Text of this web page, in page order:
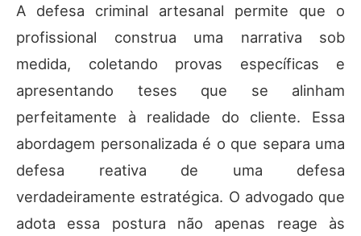
A defesa criminal artesanal permite que o
profissional construa uma narrativa sob
medida, coletando provas específicas e
apresentando teses que se alinham
perfeitamente à realidade do cliente. Essa
abordagem personalizada é o que separa uma
defesa reativa de uma defesa
verdadeiramente estratégica. O advogado que
adota essa postura não apenas reage às